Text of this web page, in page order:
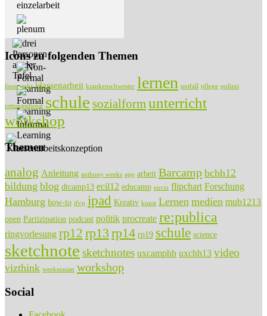
Icons zu folgenden Themen
feuerwehr klassenarbeit krankenschwester lernen notfall pflege polizei
rettungsdienst schule sozialformunterricht
workshop
Themen
analog Anleitung anthony weeks app arbeit Barcamp bchh12
bildung blog dtcamp13 ecil12 educamp euviz flipchart Forschung
Hamburg how-to ifvp ipad Kreativ kunst Lernen medien mub1213
open Partizipation podcast politik procreate re:publica
ringvorlesung rp12 rp13 rp14 rp19 schule science
sketchnote sketchnotes uxcamphh uxchh13 video
vizthink weeksonian workshop
Social